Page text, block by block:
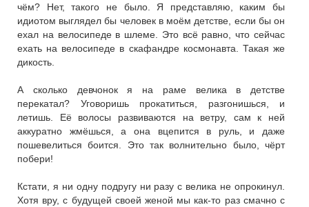
чём? Нет, такого не было. Я представляю, каким бы
идиотом выглядел бы человек в моём детстве, если бы он
ехал на велосипеде в шлеме. Это всё равно, что сейчас
ехать на велосипеде в скафандре космонавта. Такая же
дикость.
А сколько девчонок я на раме велика в детстве
перекатал? Уговоришь прокатиться, разгонишься, и
летишь. Её волосы развиваются на ветру, сам к ней
аккуратно жмёшься, а она вцепится в руль, и даже
пошевелиться боится. Это так волнительно было, чёрт
побери!
Кстати, я ни одну подругу ни разу с велика не опрокинул.
Хотя вру, с будущей своей женой мы как-то раз смачно с